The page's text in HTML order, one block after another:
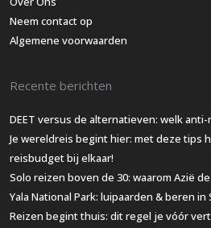
Neem contact op
Algemene voorwaarden
Recente berichten
DEET versus de alternatieven: welk
Je wereldreis begint hier: met deze tips
reisbudget bij elkaar!
Solo reizen boven de 30: waarom Azië
Yala National Park: luipaarden & beren in
Reizen begint thuis: dit regel je vóór